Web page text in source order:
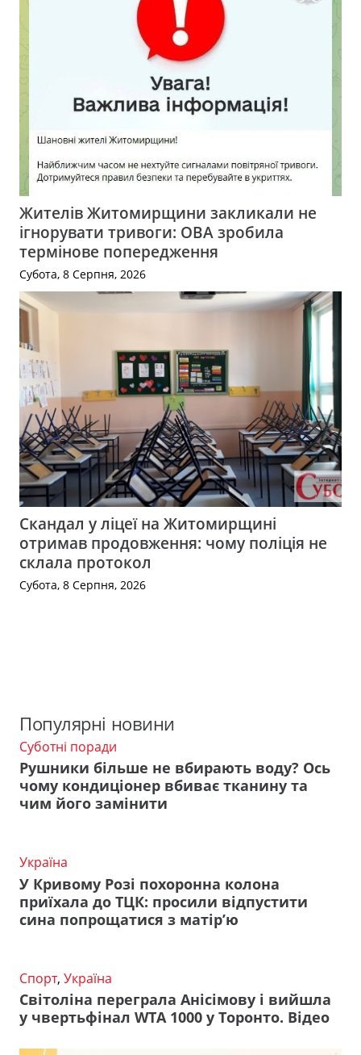
Жителів Житомирщини закликали не
ігнорувати тривоги: ОВА зробила
термінове попередження
Субота, 8 Серпня, 2026
Скандал у ліцеї на Житомирщині
отримав продовження: чому поліція не
склала протокол
Субота, 8 Серпня, 2026
Популярні новини
Суботні поради
Рушники більше не вбирають воду? Ось
чому кондиціонер вбиває тканину та
чим його замінити
Україна
У Кривому Розі похоронна колона
приїхала до ТЦК: просили відпустити
сина попрощатися з матір’ю
Спорт, Україна
Світоліна переграла Анісімову і вийшла
у чвертьфінал WTA 1000 у Торонто. Відео